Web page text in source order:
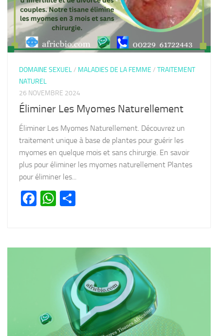
DOMAINE SEXUEL/ MALADIES DE LA FEMME / TRAITEMENT
NATUREL
26 NOVEMBRE 2024
Éliminer Les Myomes Naturellement
Éliminer Les Myomes Naturellement. Découvrez un
traitement unique à base de plantes pour guérir les
myomes en quelque mois et sans chirurgie. En savoir
plus pour éliminer les myomes naturellement Plantes
pour éliminer les...
Facebook
WhatsApp